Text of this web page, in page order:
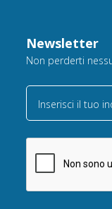
Newsletter
Non perderti
Inserisci il tuo